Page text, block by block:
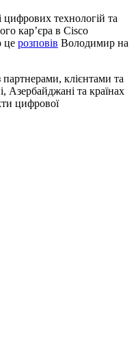
технологій та
кар’єра в Cisco
це розповів Володимир на
клієнтами та
Азербайджані та країнах
цифрової